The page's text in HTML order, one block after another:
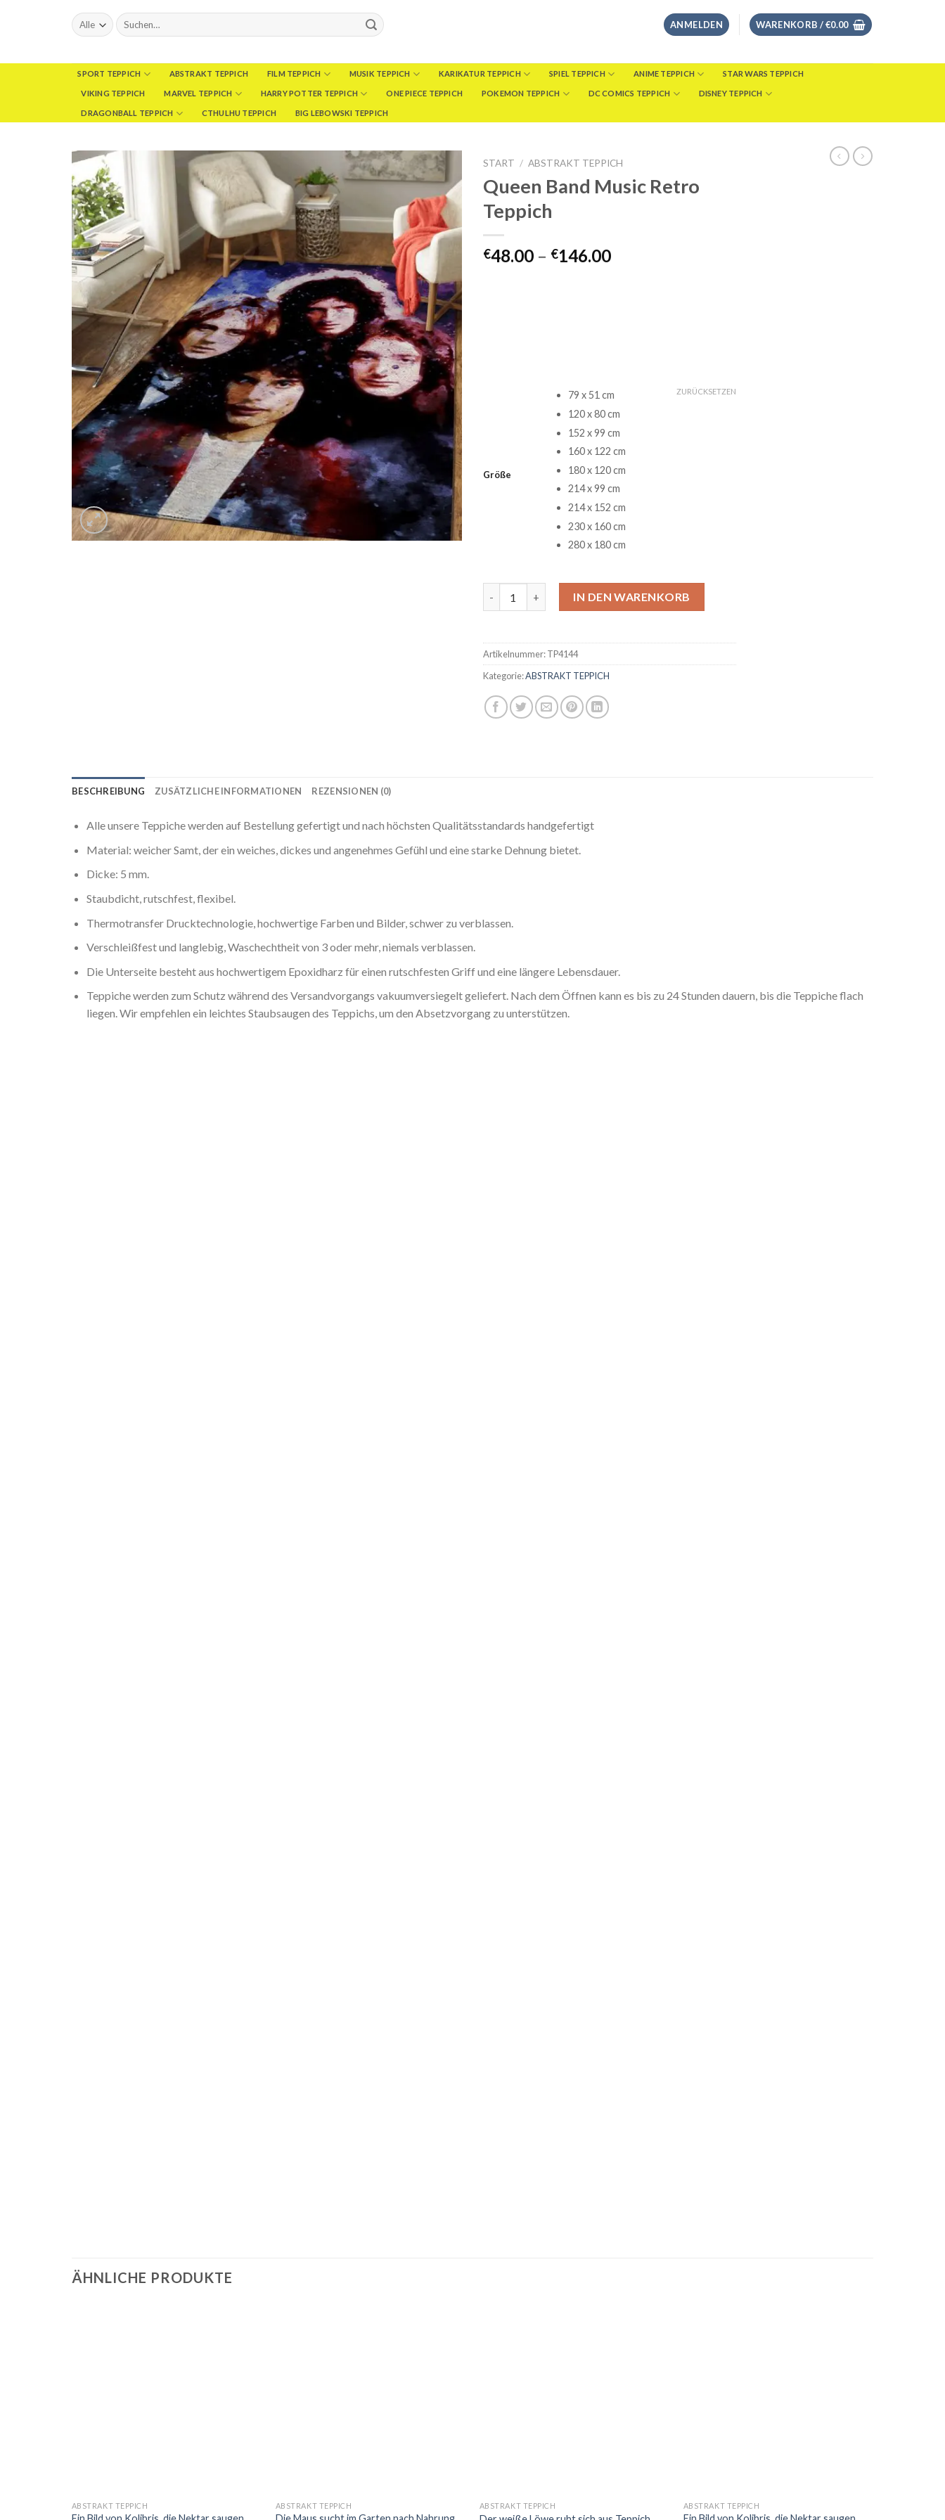
Suchen
nach:
ANMELDEN WARENKORB /€0.00
SPORT TEPPICH ABSTRAKT TEPPICH FILM TEPPICH MUSIK TEPPICH KARIKATUR TEPPICH SPIEL TEPPICH ANIME TEPPICH STAR WARS TEPPICH
VIKING TEPPICH MARVEL TEPPICH HARRY POTTER TEPPICH ONE PIECE TEPPICH POKEMON TEPPICH DC COMICS TEPPICH DISNEY TEPPICH
DRAGONBALL TEPPICH CTHULHU TEPPICH BIG LEBOWSKI TEPPICH
START / ABSTRAKT TEPPICH
Queen Band Music Retro
Teppich
€48.00 – €146.00Preisspanne:
Größe
79 x 51 cm
120 x 80 cm
152 x 99 cm
160 x 122 cm
180 x 120 cm
214 x 99 cm
214 x 152 cm
230 x 160 cm
280 x 180 cm
ZURÜCKSETZEN
IN DEN WARENKORB
Artikelnummer:TP4144
Kategorie:ABSTRAKT TEPPICH
BESCHREIBUNG ZUSÄTZLICHE INFORMATIONEN REZENSIONEN (0)
Alle unsere Teppiche werden auf Bestellung gefertigt und nach höchsten Qualitätsstandards handgefertigt
Material: weicher Samt, der ein weiches, dickes und angenehmes Gefühl und eine starke Dehnung bietet.
Dicke: 5 mm.
Staubdicht, rutschfest, flexibel.
Thermotransfer Drucktechnologie, hochwertige Farben und Bilder, schwer zu verblassen.
Verschleißfest und langlebig, Waschechtheit von 3 oder mehr, niemals verblassen.
Die Unterseite besteht aus hochwertigem Epoxidharz für einen rutschfesten Griff und eine längere Lebensdauer.
Teppiche werden zum Schutz während des Versandvorgangs vakuumversiegelt geliefert. Nach dem Öffnen kann es bis zu 24 Stunden dauern, bis die Teppiche flach
liegen. Wir empfehlen ein leichtes Staubsaugen des Teppichs, um den Absetzvorgang zu unterstützen.
ÄHNLICHE PRODUKTE
ABSTRAKT TEPPICH ABSTRAKT TEPPICH ABSTRAKT TEPPICH ABSTRAKT TEPPICH